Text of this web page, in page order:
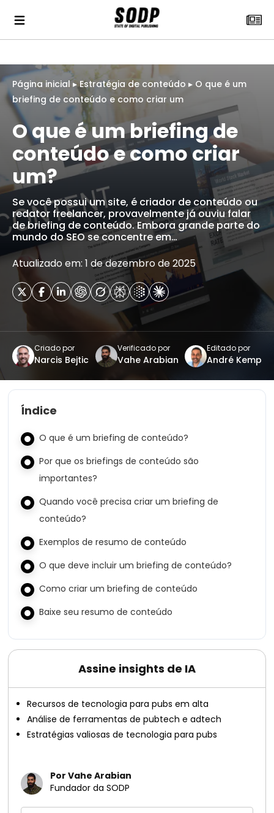
Página inicial▸Estratégia de conteúdo ▸ O que é um
briefing de conteúdo e como criar um
O que é um briefing de
conteúdo e como criar
um?
Se você possui um site, é criador de conteúdo ou
redator freelancer, provavelmente já ouviu falar
de briefing de conteúdo. Embora grande parte do
mundo do SEO se concentre em…
Atualizado em: 1 de dezembro de 2025
Criado por
Narcis Bejtic
Verificado por
Vahe Arabian
Editado por
André Kemp
Índice
O que é um briefing de conteúdo?
Por que os briefings de conteúdo são
importantes?
Quando você precisa criar um briefing de
conteúdo?
Exemplos de resumo de conteúdo
O que deve incluir um briefing de conteúdo?
Como criar um briefing de conteúdo
Baixe seu resumo de conteúdo
Assine insights de IA
Recursos de tecnologia para pubs em alta
Análise de ferramentas de pubtech e adtech
Estratégias valiosas de tecnologia para pubs
Por Vahe Arabian
Fundador da SODP